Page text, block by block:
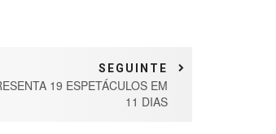
SEGUINTE
19 ESPETÁCULOS EM
11 DIAS